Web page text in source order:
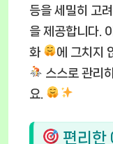
등을 세밀히 고
을 제공합니다.
화
에 그치지
스스로 관리
요.
편리한